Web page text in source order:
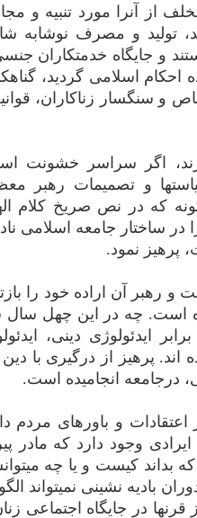
از آنرا مورد تنبیه و
تولید و مصرف نوشابه
و جایگاه خدمتکاران
احکام اسلامی گردید،
و سنگسار زناکاران،
اگر سراسر خشونت
و تصمیمات رهبر
که در نص صریخ کلام
در ساختار جامعه اسلامی
پرهیز نمود.
آن اراده خود را
است. چه در این چهل سال
ایدئولوژی دینی،
پرهیز از درگیری با دین
درجامعه انجامیده است.
و باورهای مردم
وجود دارد که مادر
که بداند کیست و یا چه
بادیه نشینی نمیتواند
قرنها در جایگاه اجتماعی